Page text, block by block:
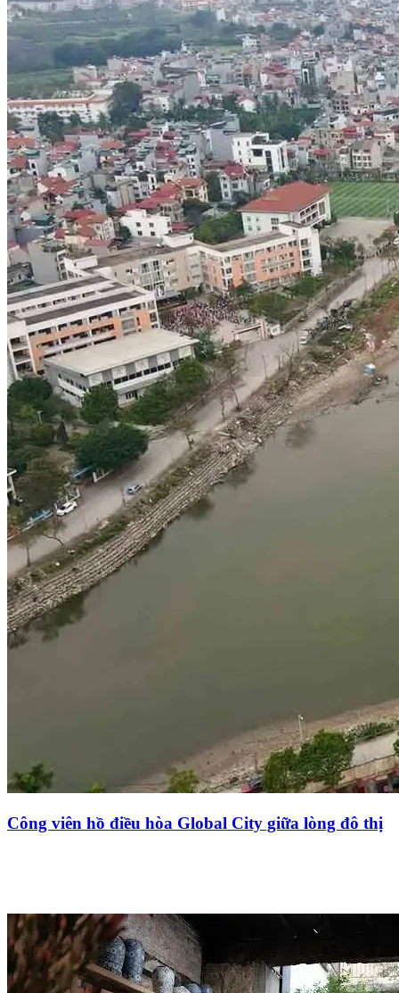
Công viên hồ điều hòa Global City giữa lòng đô thị